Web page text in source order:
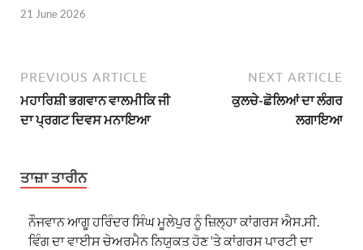
21 June 2026
PREVIOUS ARTICLE
ਮਹਾਰਿਸ਼ੀ ਭਗਵਾਨ ਵਾਲਮੀਕਿ ਜੀ
ਦਾ ਪ੍ਰਗਟ ਦਿਵਸ ਮਨਾਇਆ
NEXT ARTICLE
ਕੁਲਚੇ-ਛੋਲਿਆਂ ਦਾ ਲੰਗਰ
ਲਗਾਇਆ
ਤਾਜ਼ਾ ਤਾਰੀਨ
ਨੌਜਵਾਨ ਆਗੂ ਹਰਿੰਦਰ ਸਿੰਘ ਮੂਲੇਪੁਰ ਨੂੰ ਜ਼ਿਲ੍ਹਾ ਕਾਂਗਰਸ ਐਸ.ਸੀ.
ਵਿੰਗ ਦਾ ਵਾਈਸ ਚੇਅਰਮੈਨ ਨਿਯੁਕਤ ਹੋਣ ‘ਤੇ ਕਾਂਗਰਸ ਪਾਰਟੀ ਦਾ